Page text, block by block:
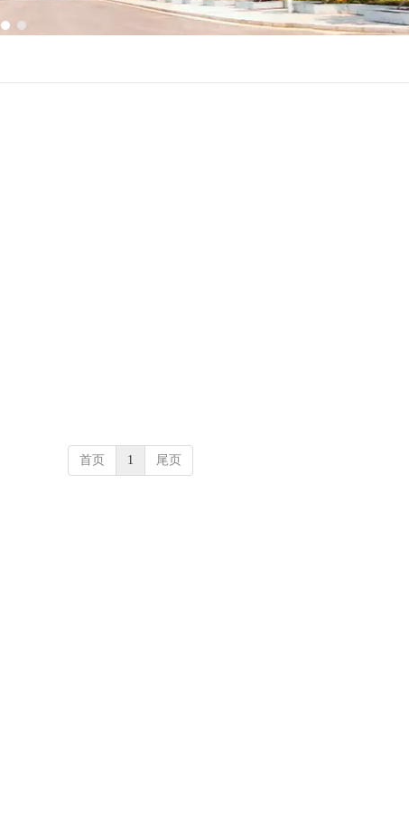
首页 1 尾页